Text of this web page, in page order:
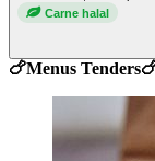
Carne halal
🍗Menus